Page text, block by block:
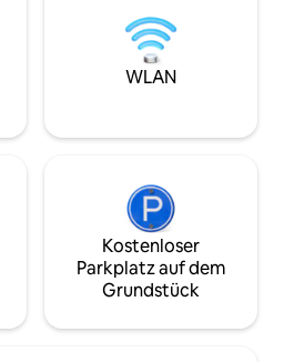
mit
um einen
Sein grüner
von einer
alten Dorf Eze,
Kunsthandwerk,
seine
Garten an der
WLAN
Kostenloser
Parkplatz auf dem
Grundstück